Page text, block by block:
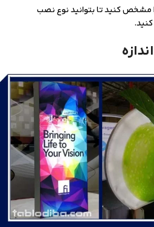
مشخص کنید تا بتوانید نوع نصب
کنید.